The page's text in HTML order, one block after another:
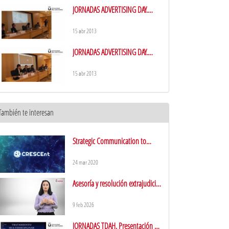
JORNADAS ADVERTISING DAY.
15 abr 2013
JORNADAS ADVERTISING DAY.
15 abr 2013
te interesan
Strategic Communication to
Disinformation Era - MOOC
24 mar 2020
Asesoría y resolución extrajudicial
arbitraje
9 feb 2026
JORNADAS TDAH. Presentación y